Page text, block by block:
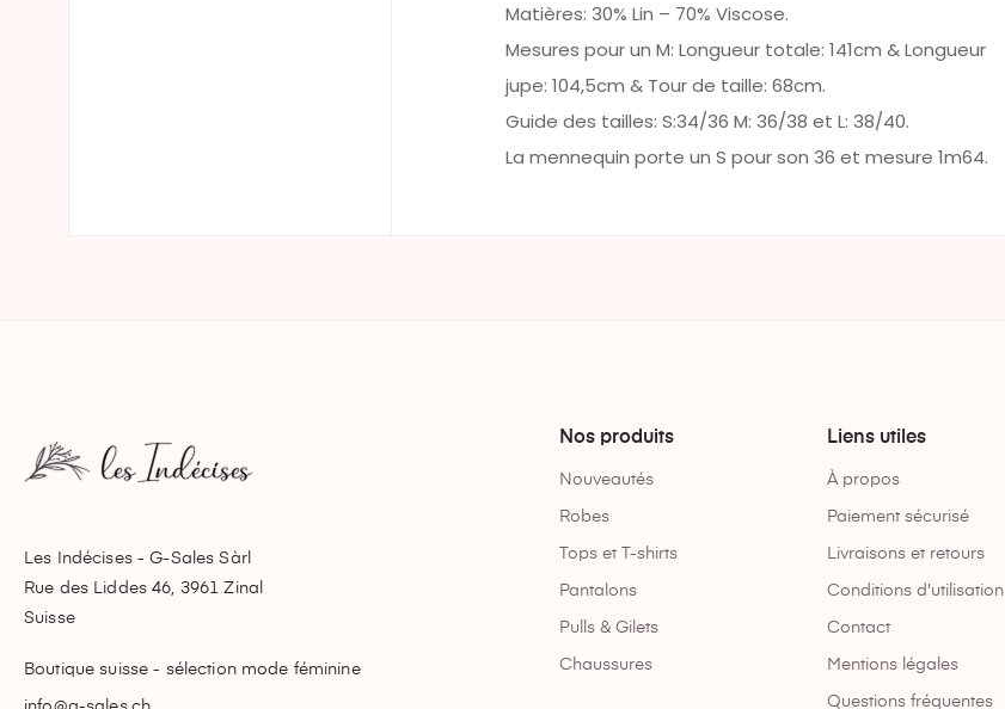
Matières: 30% Lin – 70% Viscose.
Mesures pour un M: Longueur totale: 141cm & Longueur
jupe: 104,5cm & Tour de taille: 68cm.
Guide des tailles: S:34/36 M: 36/38 et L: 38/40.
La mennequin porte un S pour son 36 et mesure 1m64.
Les Indécises - G-Sales Sàrl
Rue des Liddes 46, 3961 Zinal
Suisse
Boutique suisse - sélection mode féminine
Nos produits
Nouveautés
Robes
Tops et T-shirts
Pantalons
Pulls & Gilets
Chaussures
Liens utiles
À propos
Paiement sécurisé
Livraisons et retours
Conditions d'utilisation
Contact
Mentions légales
Questions fréquentes